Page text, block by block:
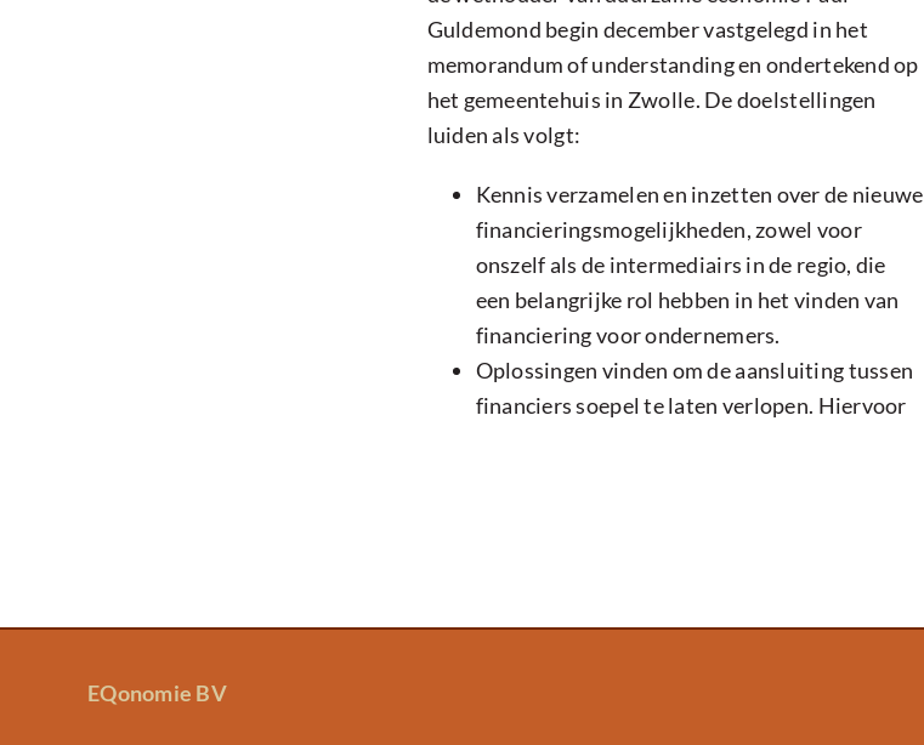
Guldemond begin december vastgelegd in het
memorandum of understanding en ondertekend op
het gemeentehuis in Zwolle. De doelstellingen
luiden als volgt:
Kennis verzamelen en inzetten over de nieuwe
financieringsmogelijkheden, zowel voor
onszelf als de intermediairs in de regio, die
een belangrijke rol hebben in het vinden van
financiering voor ondernemers.
Oplossingen vinden om de aansluiting tussen
financiers soepel te laten verlopen. Hiervoor
EQonomie BV